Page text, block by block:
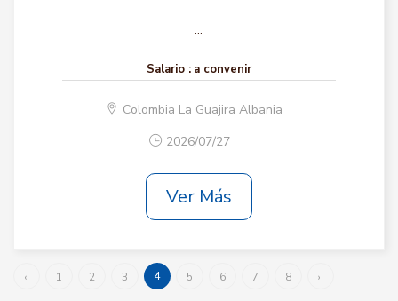
...
Salario : a convenir
Colombia La Guajira Albania
2026/07/27
Ver Más
‹ 1 2 3 4 5 6 7 8 ›